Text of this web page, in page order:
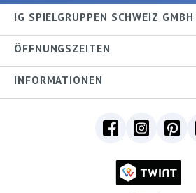
IG SPIELGRUPPEN SCHWEIZ GMBH
ÖFFNUNGSZEITEN
INFORMATIONEN